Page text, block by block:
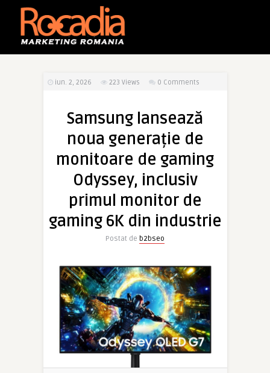
iun. 2, 2026 223 Views 0 Comments
Samsung lansează
noua generație de
monitoare de gaming
Odyssey, inclusiv
primul monitor de
gaming 6K din industrie
Postat de b2bseo